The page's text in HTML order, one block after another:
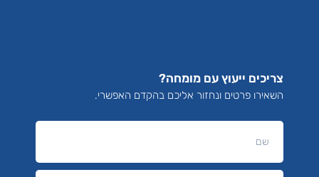
צריכים ייעוץ עם מומחה?
השאירו פרטים ונחזור אליכם בהקדם האפשרי.